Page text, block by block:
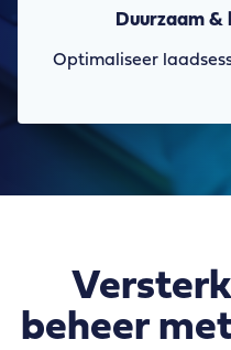
Duurzaam &
Optimaliseer
beheer